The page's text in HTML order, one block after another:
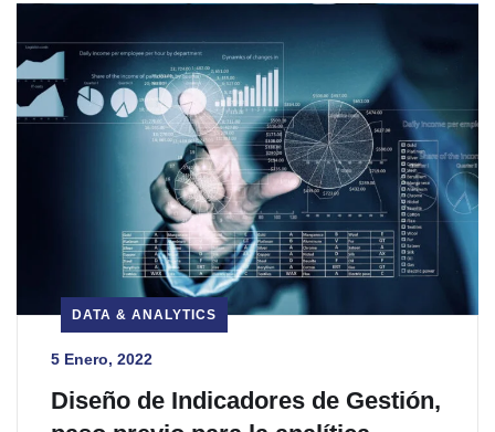
DATA & ANALYTICS
5 Enero, 2022
Diseño de Indicadores de Gestión,